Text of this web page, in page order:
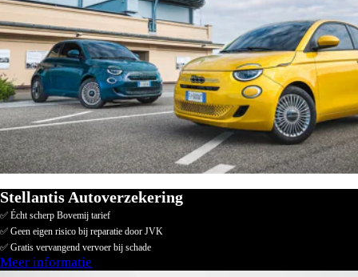
Stellantis Autoverzekering
✅ Écht scherp Bovemij tarief
✅ Geen eigen risico bij reparatie door JVK
✅ Gratis vervangend vervoer bij schade
Meer informatie